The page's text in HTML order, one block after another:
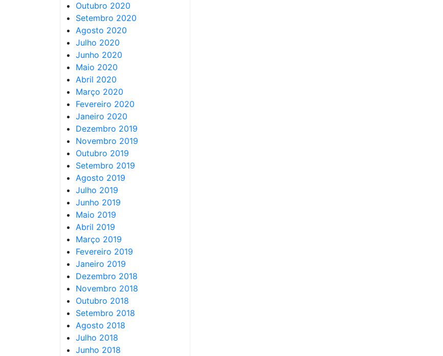
Outubro 2020
Setembro 2020
Agosto 2020
Julho 2020
Junho 2020
Maio 2020
Abril 2020
Março 2020
Fevereiro 2020
Janeiro 2020
Dezembro 2019
Novembro 2019
Outubro 2019
Setembro 2019
Agosto 2019
Julho 2019
Junho 2019
Maio 2019
Abril 2019
Março 2019
Fevereiro 2019
Janeiro 2019
Dezembro 2018
Novembro 2018
Outubro 2018
Setembro 2018
Agosto 2018
Julho 2018
Junho 2018